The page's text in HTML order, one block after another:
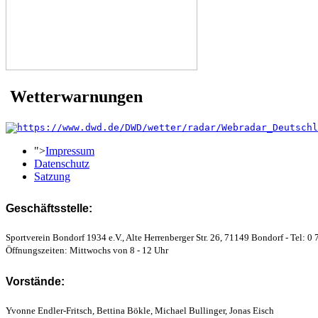
Wetterwarnungen
">Impressum
Datenschutz
Satzung
Geschäftsstelle:
Sportverein Bondorf 1934 e.V., Alte Herrenberger Str. 26, 71149 Bondorf - Tel: 0
Öffnungszeiten: Mittwochs von 8 - 12 Uhr
Vorstände:
Yvonne Endler-Fritsch, Bettina Bökle, Michael Bullinger, Jonas Eisch